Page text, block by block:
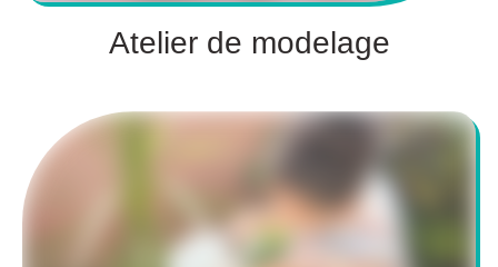
Atelier de modelage